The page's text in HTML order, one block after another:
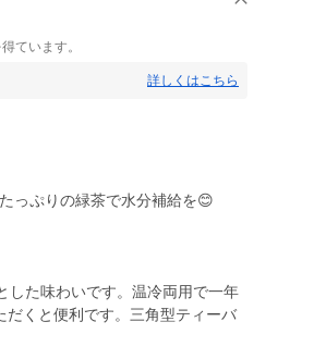
ています。
詳しくはこちら
っぷりの緑茶で水分補給を😊
した味わいです。温冷両用で一年
くと便利です。三角型ティーバ